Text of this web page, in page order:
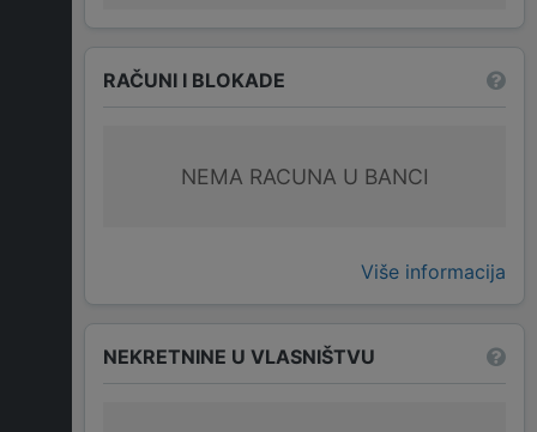
RAČUNI I BLOKADE
NEMA RACUNA U BANCI
Više informacija
NEKRETNINE U VLASNIŠTVU